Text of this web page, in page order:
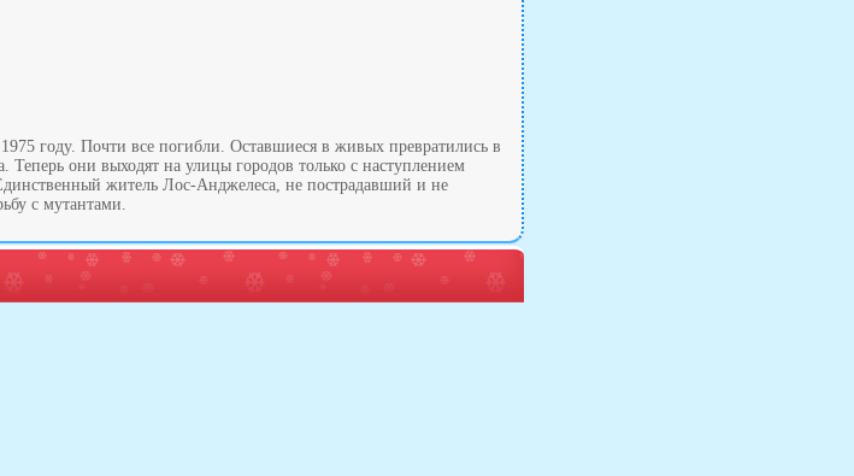
году. Почти все погибли. Оставшиеся в живых превратились в
Теперь они выходят на улицы городов только с наступлением
житель Лос-Анджелеса, не пострадавший и не
с мутантами.